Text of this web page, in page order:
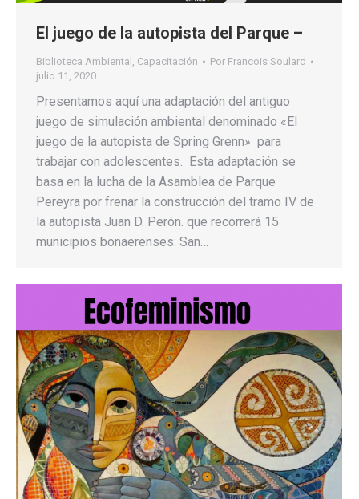
El juego de la autopista del Parque –
Biblioteca Ambiental , Capacitación Por Francois Soulard
julio 11, 2020
Presentamos aquí una adaptación del antiguo
juego de simulación ambiental denominado «El
juego de la autopista de Spring Grenn» para
trabajar con adolescentes. Esta adaptación se
basa en la lucha de la Asamblea de Parque
Pereyra por frenar la construcción del tramo IV de
la autopista Juan D. Perón. que recorrerá 15
municipios bonaerenses: San…